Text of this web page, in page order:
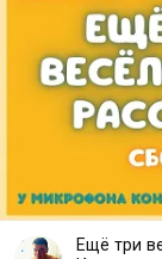
Ещё три